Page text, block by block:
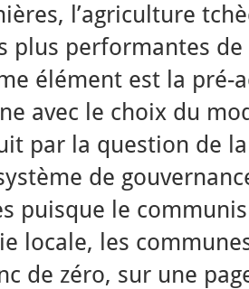
l’agriculture
plus performantes de
élément est la pré-
avec le choix du
par la question de
de
puisque le
locale, les
de zéro, sur une